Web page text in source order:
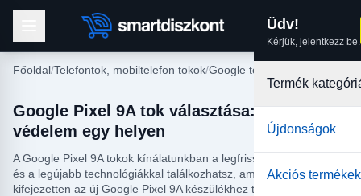
Üdv!
Kérjük, jelentkezz be.
Termék
Újdonságok
Akciós termékek
Főoldal Telefontok, mobiltelefon tokok Google tokok
Google Pixel 9A tok választása: Stílus és
védelem egy helyen
A Google Pixel 9A tokok kínálatunkban a legfrissebb trendekkel
és a legújabb technológiákkal találkozhatsz, amelyeket
kifejezetten az új Google Pixel 9A készülékhez terveztek. Ezek a